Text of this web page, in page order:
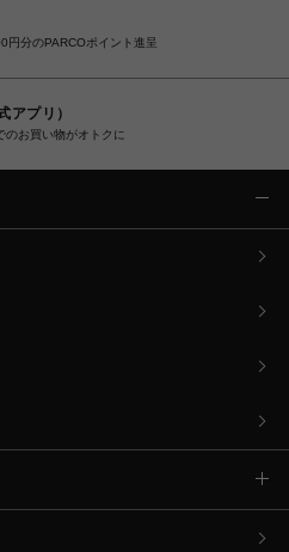
円分のPARCOポイント進呈
アプリ）
のお買い物がオトクに